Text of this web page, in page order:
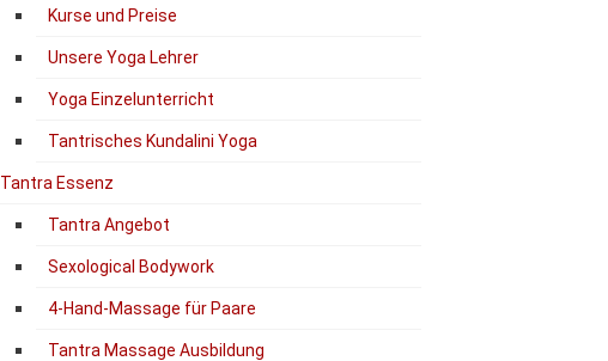
Kurse und Preise
Unsere Yoga Lehrer
Yoga Einzelunterricht
Tantrisches Kundalini Yoga
Tantra Essenz
Tantra Angebot
Sexological Bodywork
4-Hand-Massage für Paare
Tantra Massage Ausbildung